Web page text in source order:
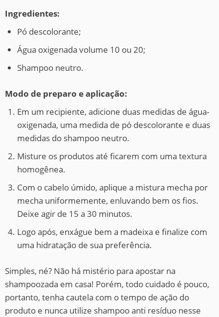
Ingredientes:
Pó descolorante;
Água oxigenada volume 10 ou 20;
Shampoo neutro.
Modo de preparo e aplicação:
Em um recipiente, adicione duas medidas de água-
oxigenada, uma medida de pó descolorante e duas
medidas do shampoo neutro.
Misture os produtos até ficarem com uma textura
homogênea.
Com o cabelo úmido, aplique a mistura mecha por
mecha uniformemente, enluvando bem os fios.
Deixe agir de 15 a 30 minutos.
Logo após, enxágue bem a madeixa e finalize com
uma hidratação de sua preferência.
Simples, né? Não há mistério para apostar na
shampoozada em casa! Porém, todo cuidado é pouco,
portanto, tenha cautela com o tempo de ação do
produto e nunca utilize shampoo anti resíduo nesse